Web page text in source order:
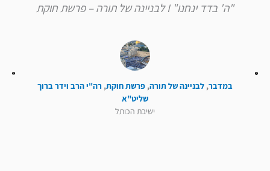
"ה' בדד ינחנו" I לבניינה של תורה – פרשת חוקת
במדבר, לבניינה של תורה, פרשת חוקת, רה"י הרב וידר ברוך
שליט"א
ישיבת הכותל